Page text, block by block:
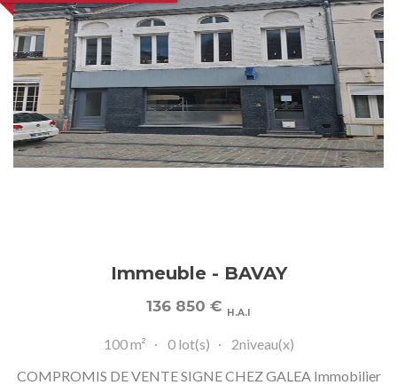
Immeuble - BAVAY
136 850 € H.A.I
100 m² 0 lot(s)
2niveau(x)
COMPROMIS DE VENTE SIGNE CHEZ GALEA Immobilier